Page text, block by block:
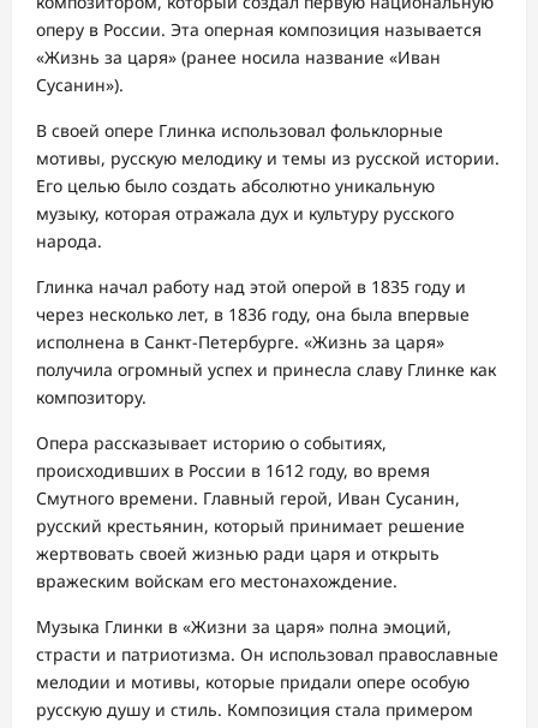
оперу в России. Эта оперная композиция называется
«Жизнь за царя» (ранее носила название «Иван
Сусанин»).
В своей опере Глинка использовал фольклорные
мотивы, русскую мелодику и темы из русской истории.
Его целью было создать абсолютно уникальную
музыку, которая отражала дух и культуру русского
народа.
Глинка начал работу над этой оперой в 1835 году и
через несколько лет, в 1836 году, она была впервые
исполнена в Санкт-Петербурге. «Жизнь за царя»
получила огромный успех и принесла славу Глинке как
композитору.
Опера рассказывает историю о событиях,
происходивших в России в 1612 году, во время
Смутного времени. Главный герой, Иван Сусанин,
русский крестьянин, который принимает решение
жертвовать своей жизнью ради царя и открыть
вражеским войскам его местонахождение.
Музыка Глинки в «Жизни за царя» полна эмоций,
страсти и патриотизма. Он использовал православные
мелодии и мотивы, которые придали опере особую
русскую душу и стиль. Композиция стала примером